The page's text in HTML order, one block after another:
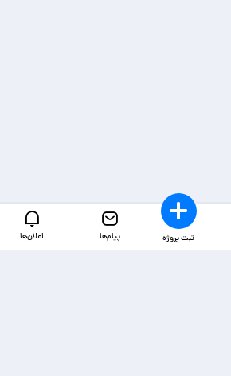
ثبت پروژه پیام‌ها اعلان‌ها